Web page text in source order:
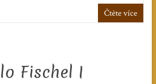
Čtěte více
Fischel I